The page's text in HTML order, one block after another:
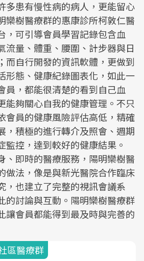
多患有慢性病的病人，更能留心
欒樹醫療群的惠康診所柯敦仁醫
，可引導會員學習記錄包含血
流量、體重、腰圍、計步器與日
而自行開發的資訊軟體，更做到
形態、健康紀錄圖表化，如此一
員，都能很清楚的看到自己血
能夠關心自我的健康管理。不只
會員的健康風險評估高低，精確
，積極的進行轉介及照會、週期
監控，達到較好的健康結果。
、即時的醫療服務，陽明欒樹醫
做法，像是與新光醫院合作臨床
，也建立了完整的視訊會議系
的討論與互動。陽明欒樹醫療群
讓會員都能得到最及時與完善的
區醫療群